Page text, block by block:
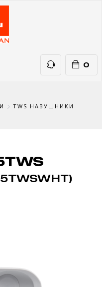
0
ТЕЛЕФОНИ
TWS НАВУШНИКИ